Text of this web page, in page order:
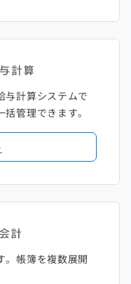
与計算システムで
管理できます。
。帳簿を複数展開